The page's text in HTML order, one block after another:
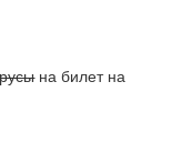
на билет на